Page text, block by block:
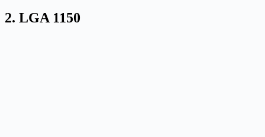
2. LGA 1150